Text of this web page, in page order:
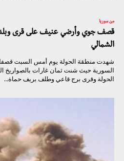
من سوريا
قصف جوي وأرضي عنيف على قرى
الشمالي
شهدت منطقة الحولة يوم أمس السبت قصفا
السورية حيث شنت ثمان غارات بالصواريخ
الحولة وقرى برج قاعي وطلف بريف حماة...